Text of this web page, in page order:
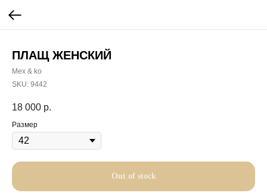
ПЛАЩ ЖЕНСКИЙ
Mex & ko
SKU: 9442
18 000 р.
Размер
Out of stock